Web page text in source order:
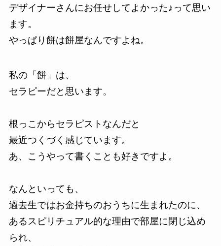
デザイナーさんにお任せしてよかった♪って思い
ます。
やっぱり餅は餅屋なんですよね。
私の「餅」は、
セラピーだと思います。
根っこからセラピストなんだと
最近つくづく感じています。
あ、こうやって書くことも好きですよ。
なんといっても、
過去生ではお金持ちのおうちに生まれたのに、
あるスピリチュアル的な理由で部屋に閉じ込め
られ、